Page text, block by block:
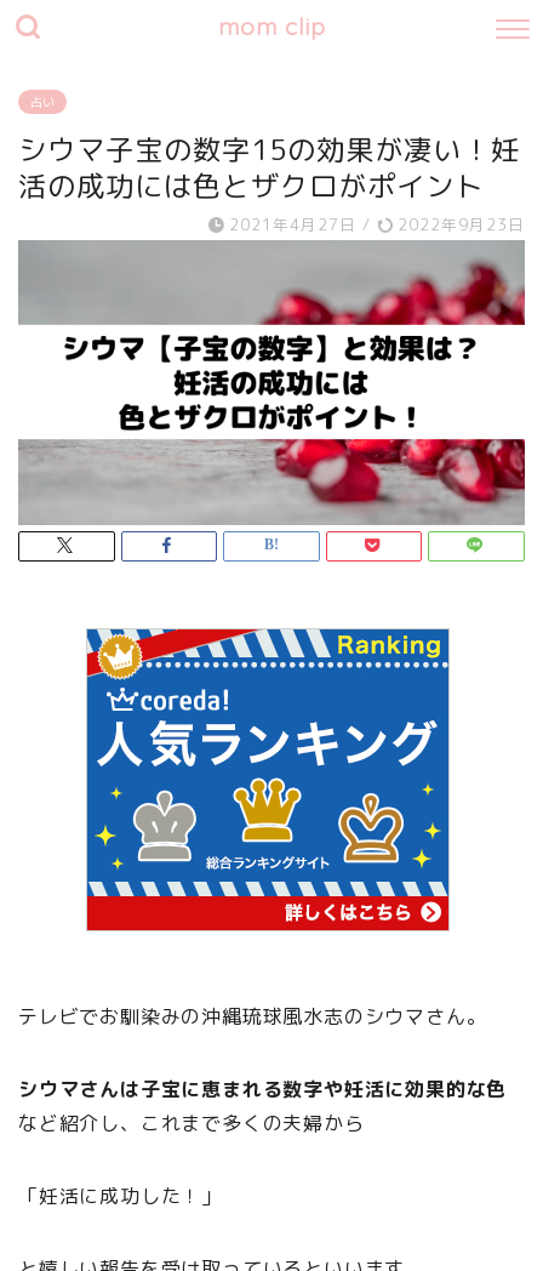
mom clip
占い
シウマ子宝の数字15の効果が凄い！妊
活の成功には色とザクロがポイント
2021年4月27日 / 2022年9月23日
テレビでお馴染みの沖縄琉球風水志のシウマさん。
シウマさんは子宝に恵まれる数字や妊活に効果的な色
など紹介し、これまで多くの夫婦から
「妊活に成功した！」